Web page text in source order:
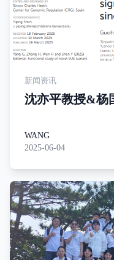
新闻资讯
沈亦平教授&杨
变的功能，破解
WANG
2025-06-04